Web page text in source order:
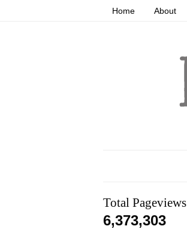
Home About
Total Pageviews
6,373,303